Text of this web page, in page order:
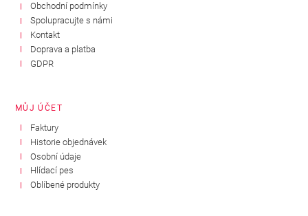
Obchodní podmínky
Spolupracujte s námi
Kontakt
Doprava a platba
GDPR
MŮJ ÚČET
Faktury
Historie objednávek
Osobní údaje
Hlídací pes
Oblíbené produkty